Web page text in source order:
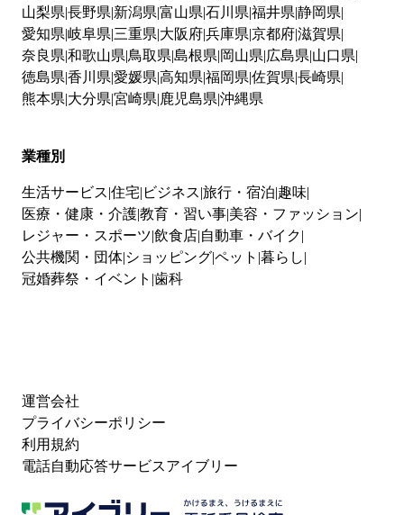
山梨県 長野県 新潟県 富山県 石川県 福井県 静岡県
愛知県 岐阜県 三重県 大阪府兵庫県 京都府滋賀県
奈良県 和歌山県 鳥取県 島根県 岡山県 広島県 山口県
徳島県 香川県 愛媛県 高知県 福岡県 佐賀県 長崎県
熊本県 大分県 宮崎県 鹿児島県 沖縄県
業種別
生活サービス 住宅 ビジネス 旅行・宿泊 趣味
医療・健康・介護教育・習い事 美容・ファッション
レジャー・スポーツ 飲食店 自動車・バイク
公共機関・団体 ショッピングペット 暮らし
冠婚葬祭・イベント 歯科
運営会社
プライバシーポリシー
利用規約
電話自動応答サービスアイブリー